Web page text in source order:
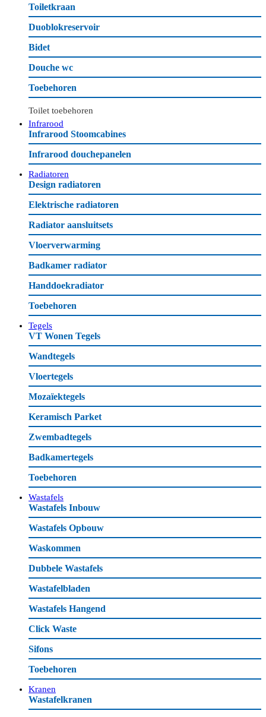
Toiletkraan
Duoblokreservoir
Bidet
Douche wc
Toebehoren
Toilet toebehoren
Infrarood
Infrarood Stoomcabines
Infrarood douchepanelen
Radiatoren
Design radiatoren
Elektrische radiatoren
Radiator aansluitsets
Vloerverwarming
Badkamer radiator
Handdoekradiator
Toebehoren
Tegels
VT Wonen Tegels
Wandtegels
Vloertegels
Mozaïektegels
Keramisch Parket
Zwembadtegels
Badkamertegels
Toebehoren
Wastafels
Wastafels Inbouw
Wastafels Opbouw
Waskommen
Dubbele Wastafels
Wastafelbladen
Wastafels Hangend
Click Waste
Sifons
Toebehoren
Kranen
Wastafelkranen